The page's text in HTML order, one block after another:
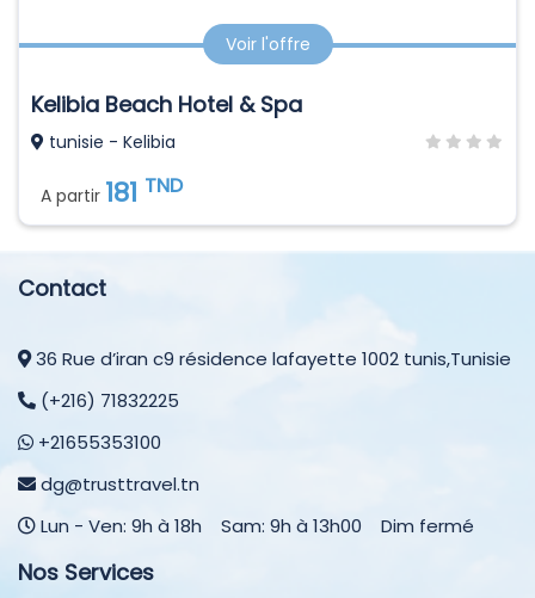
Voir l'offre
Kelibia Beach Hotel & Spa
tunisie - Kelibia
A partir 181 TND
Contact
36 Rue d’iran c9 résidence lafayette 1002 tunis,Tunisie
(+216) 71832225
+21655353100
dg@trusttravel.tn
Lun - Ven: 9h à 18h Sam: 9h à 13h00 Dim fermé
Nos Services